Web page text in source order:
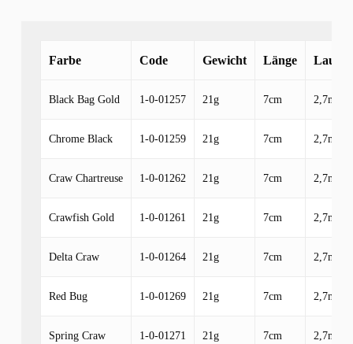
Farbe Code Gewicht Länge
Black Bag Gold 1-0-01257 21g 7cm 2,7m-
Chrome Black 1-0-01259 21g 7cm 2,7m-
Craw Chartreuse 1-0-01262 21g 7cm 2,7m-
Crawfish Gold 1-0-01261 21g 7cm 2,7m-
Delta Craw 1-0-01264 21g 7cm 2,7m-
Red Bug 1-0-01269 21g 7cm 2,7m-
Spring Craw 1-0-01271 21g 7cm 2,7m-